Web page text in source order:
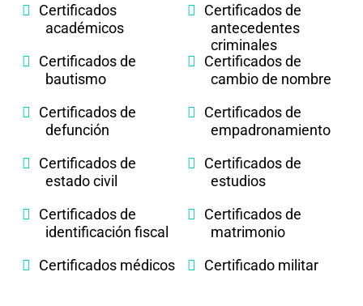
Certificados
académicos
Certificados de
antecedentes
criminales
Certificados de
bautismo
Certificados de
cambio de nombre
Certificados de
defunción
Certificados de
empadronamiento
Certificados de
estado civil
Certificados de
estudios
Certificados de
identificación fiscal
Certificados de
matrimonio
Certificados médicos
Certificado militar